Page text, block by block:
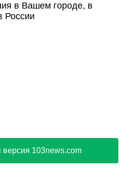
в Вашем городе, в
России
версия 103news.com